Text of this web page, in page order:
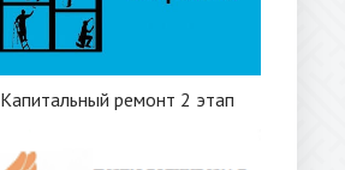
Капитальный ремонт 2 этап